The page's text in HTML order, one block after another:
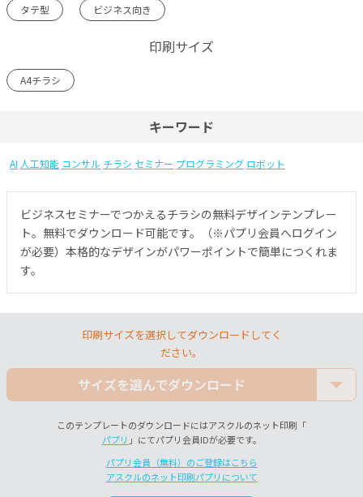
タテ型 ビジネス向き
印刷サイズ
A4チラシ
キーワード
AI 人工知能 コンサル チラシ セミナー プログラミング ロボット
ビジネスセミナーでつかえるチラシの無料デザインテンプレー
ト。無料でダウンロード可能です。（※パプリ会員へログイン
が必要）本格的なデザインがパワーポイントで簡単につくれま
す。
印刷サイズを選択してダウンロードしてく
ださい。
サイズを選んでダウンロード
このテンプレートのダウンロードにはアスクルのネット印刷「
パプリ 」にてパプリ会員IDが必要です。
パプリ会員（無料）のご登録はこちら
アスクルのネット印刷パプリについて